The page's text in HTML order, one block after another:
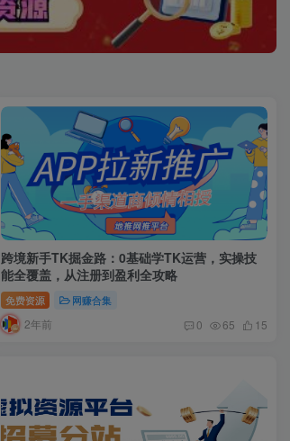
跨境新手TK掘金路：0基础学TK运营，实操技
能全覆盖，从注册到盈利全攻略
免费资源 网赚合集
2年前 0 65 15